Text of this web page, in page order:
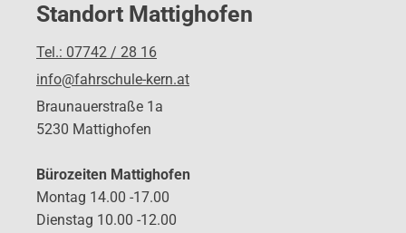
Standort Mattighofen
Tel.: 07742 / 28 16
info@fahrschule-kern.at
Braunauerstraße 1a
5230 Mattighofen
Bürozeiten Mattighofen
Montag 14.00 -17.00
Dienstag 10.00 -12.00